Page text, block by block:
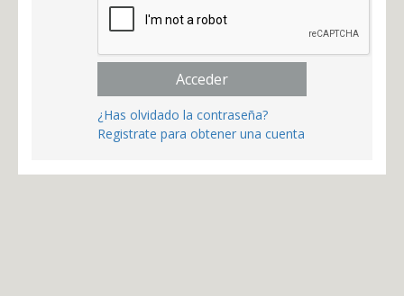
Acceder
¿Has olvidado la contraseña?
Registrate para obtener una cuenta